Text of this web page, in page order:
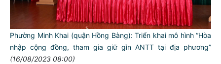
Phường Minh Khai (quận Hồng Bàng): Triển khai mô hình “Hòa
nhập cộng đồng, tham gia giữ gìn ANTT tại địa phương”
(16/08/2023 08:00)